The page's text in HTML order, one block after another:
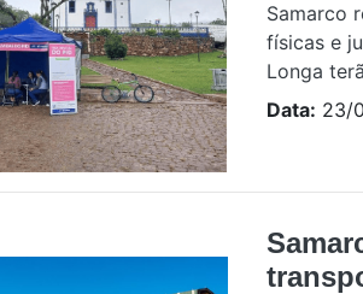
Samarco
físicas e
Longa
Data: 23/